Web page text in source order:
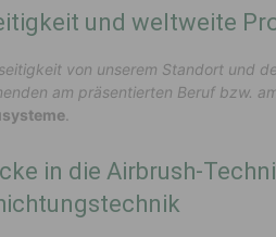
und weltweite
von unserem Standort und
am präsentierten Beruf bzw.
in die Airbrush-